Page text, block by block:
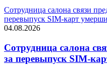
Сотрудница салона связи
перевыпуск SIM-карт
04.08.2026
Сотрудница салона
за перевыпуск SIM-